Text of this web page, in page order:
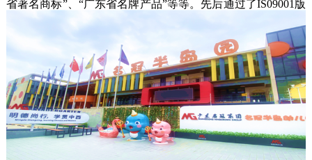
省著名商标”、“广东省名牌产品”等等。先后通过了IS09001版
国际质量体系认证、ISO50001能源管理体系认证和ISO14000
环境管理体系认证。产品销往全国各地及出口美国、东南
亚、欧盟等国家和地区。
       华冠新材--敢为人先，打造中国钢板著名品牌。
查看华冠新材网站